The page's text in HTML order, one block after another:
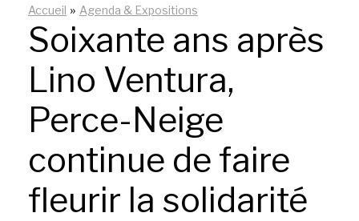
Accueil » Agenda & Expositions
Soixante ans après
Lino Ventura,
Perce-Neige
continue de faire
fleurir la solidarité